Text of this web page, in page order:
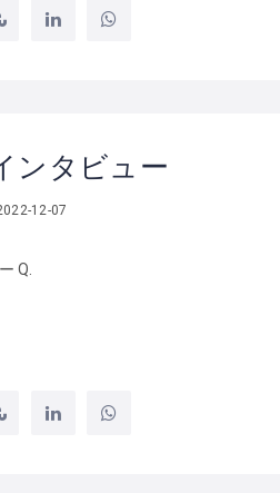
ンタビュー
12-07
Q.